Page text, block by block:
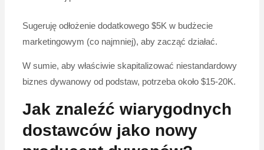
Sugeruję odłożenie dodatkowego $5K w budżecie
marketingowym (co najmniej), aby zacząć działać.
W sumie, aby właściwie skapitalizować niestandardowy
biznes dywanowy od podstaw, potrzeba około $15-20K.
Jak znaleźć wiarygodnych
dostawców jako nowy